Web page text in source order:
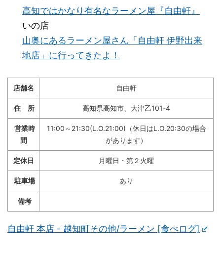
高知ではかなり有名なラーメン屋『自由軒』
いの店
山奥にあるラーメン屋さん「自由軒 伊野出来
地店」に行ってきたよ！
店舗名 自由軒
住 所 高知県高知市、大津乙101-4
営業時
間
11:00～21:30(L.O.21:00)（休日はL.O.20:30の場合
があります）
定休日 月曜日・第２火曜
駐車場 あり
備考
自由軒 本店 - 越知町その他/ラーメン [食べログ]